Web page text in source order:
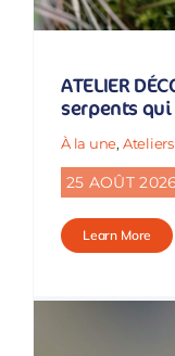
ATELIER
serpents qui
À la une,
25 AOÛT 2026
Learn More